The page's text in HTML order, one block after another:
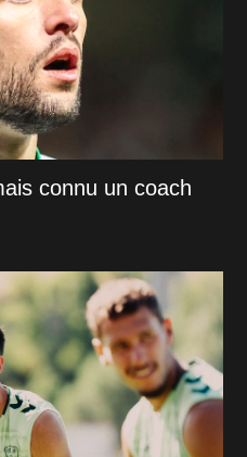
connu un coach